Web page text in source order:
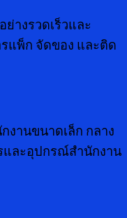
างรวดเร็วและ
แพ็ก จัดของ และติด
งานขนาดเล็ก กลาง
และอุปกรณ์สำนักงาน